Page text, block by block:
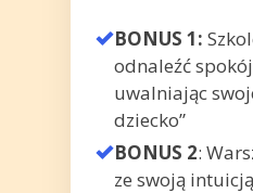
BONUS 1:
odnaleźć
uwalniając
dziecko”
BONUS 2:
ze swoją